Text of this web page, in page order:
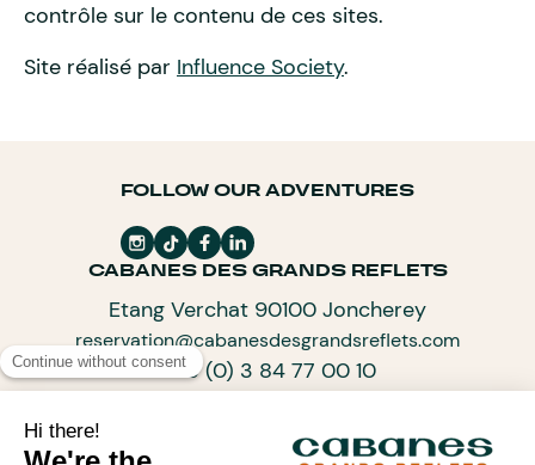
contrôle sur le contenu de ces sites.
Site réalisé par Influence Society.
FOLLOW OUR ADVENTURES
CABANES DES GRANDS REFLETS
Etang Verchat 90100 Joncherey
reservation@cabanesdesgrandsreflets.com
+33 (0) 3 84 77 00 10
SUBSCRIBE TO OUR NEWSLETTER